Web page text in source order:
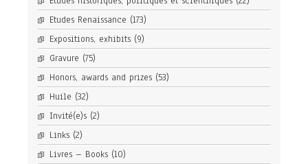
Etudes Renaissance (173)
Expositions, exhibits (9)
Gravure (75)
Honors, awards and prizes (53)
Huile (32)
Invité(e)s (2)
Links (2)
Livres – Books (10)